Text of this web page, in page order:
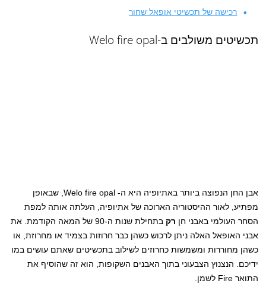
רכישה של תכשיטי אופאל שחור
תכשיטים משולבים ב-Welo fire opal
אבן החן הנפוצה ביותר באתיופיה היא ה- Welo fire opal, שבאופן
מפתיע, לאור ההיסטוריה הארוכה של אתיופיה, העלתה אותה למפת
הסחר העולמי באבני חן רק
בתחילת שנות ה-90 של המאה הקודמת. את
אבני האופאל האלה ניתן לרכוש כשהן כבר חרוזות בצמיד או מחרוזת, או
כשהן מחוררות ומשמשות כחרוזים לשילוב בתכשיטים שאתם עושים במו
ידיכם. הנצנוץ הצבעוני בתוך האבנים השקופות, הוא זה שהוסיף את
התואר Fire לשמן.